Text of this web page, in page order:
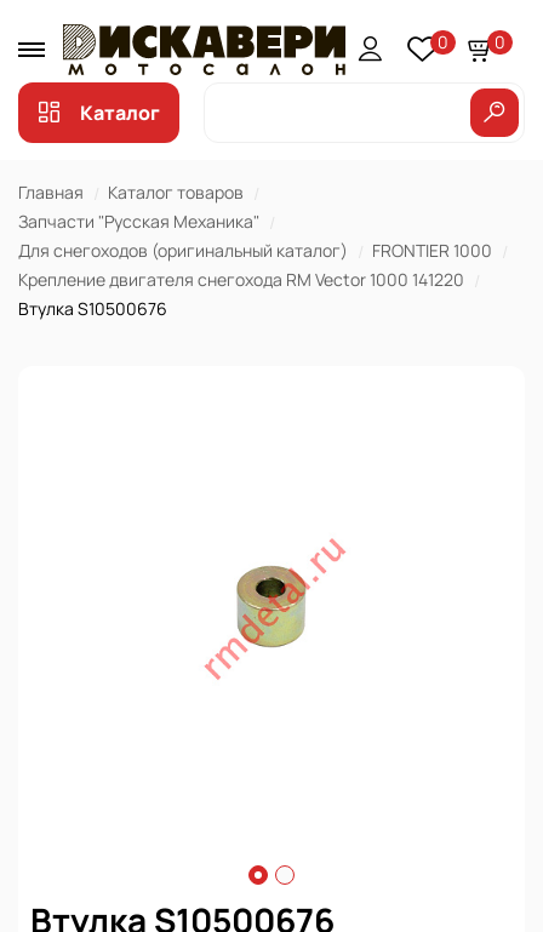
0 0
Каталог
Главная
Каталог товаров
Запчасти "Русская Механика"
Для снегоходов (оригинальный каталог)
FRONTIER 1000
Крепление двигателя снегохода RM Vector 1000 141220
Втулка S10500676
Втулка S10500676